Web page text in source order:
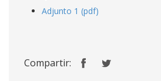
Adjunto 1 (pdf)
Compartir: